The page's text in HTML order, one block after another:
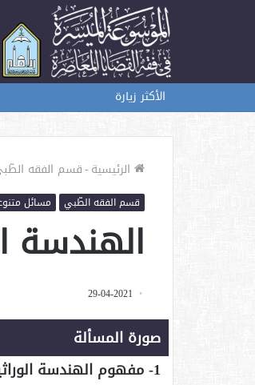
الأكثر زيارة
الرئيسية-قسم الفقه
قسم الفقه الطّبي مسائل
الهندسة
29-04-2021
صورة المسألة
1- مفهوم الهندسة الوراثية: